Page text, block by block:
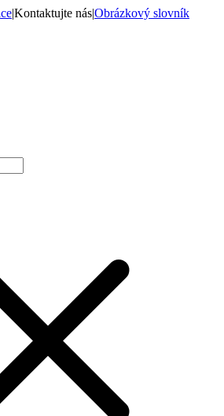
|Kontaktujte nás|Obrázkový slovník